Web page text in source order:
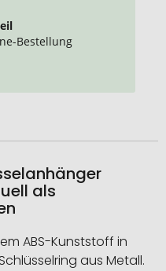
Bestellung
als
ABS-Kunststoff in
aus Metall.